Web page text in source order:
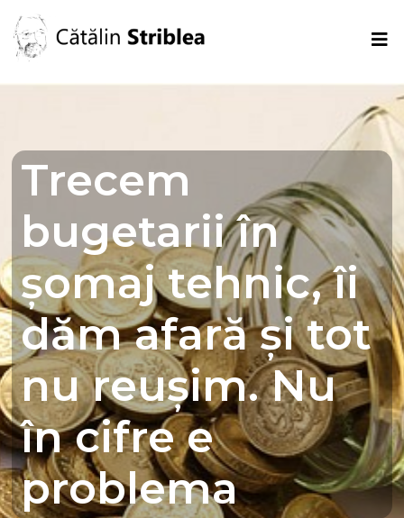
Trecem
bugetarii în
șomaj tehnic, îi
dăm afară și tot
nu reușim. Nu
în cifre e
problema